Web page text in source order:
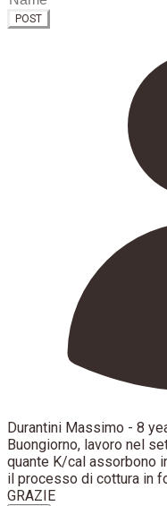
POST
Durantini Massimo - 8
Buongiorno, lavoro nel
quante K/cal assorbono
il processo di cottura in
GRAZIE